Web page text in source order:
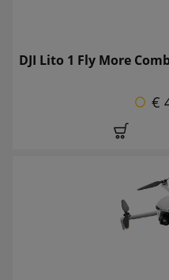
DJI Lito 1 Fly More
€